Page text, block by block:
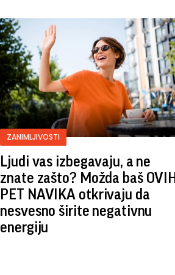
ZANIMLJIVOSTI
Ljudi vas izbegavaju, a ne
znate zašto? Možda baš OVIH
PET NAVIKA otkrivaju da
nesvesno širite negativnu
energiju